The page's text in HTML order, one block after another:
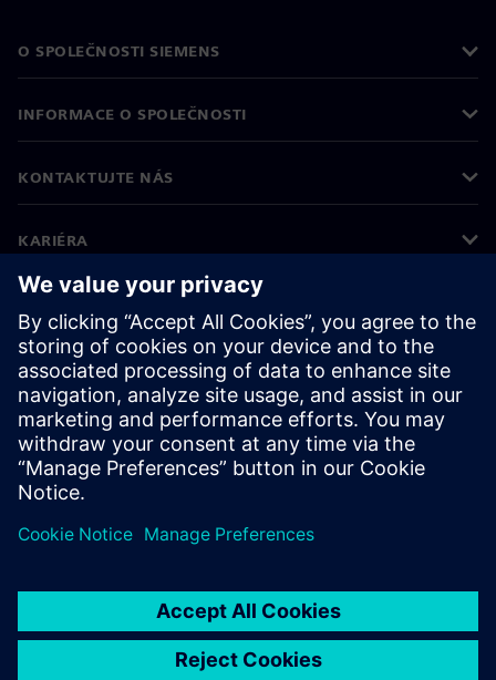
O SPOLEČNOSTI SIEMENS
INFORMACE O SPOLEČNOSTI
KONTAKTUJTE NÁS
KARIÉRA
©Siemens 2026
Informace o firmě
Oznámení o ochraně osobních údajů
Oznámení o souborech cookie
Podmínky používání
Digitální ID
Oznamování porušení